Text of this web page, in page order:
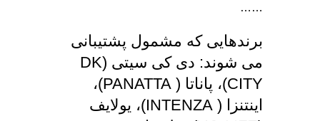
……
برندهایی که مشمول پشتیبانی
می شوند: دی کی سیتی (DK
CITY)، پاناتا ( PANATTA)،
اینتنزا ( INTENZA)، یولایف